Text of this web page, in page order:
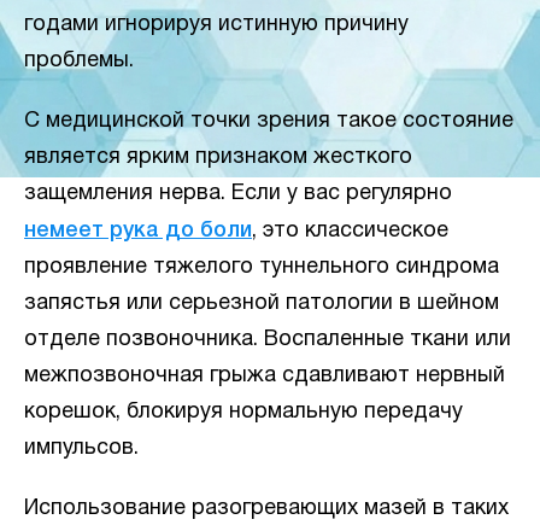
годами игнорируя истинную причину
проблемы.
С медицинской точки зрения такое состояние
является ярким признаком жесткого
защемления нерва. Если у вас регулярно
немеет рука до боли, это классическое
проявление тяжелого туннельного синдрома
запястья или серьезной патологии в шейном
отделе позвоночника. Воспаленные ткани или
межпозвоночная грыжа сдавливают нервный
корешок, блокируя нормальную передачу
импульсов.
Использование разогревающих мазей в таких